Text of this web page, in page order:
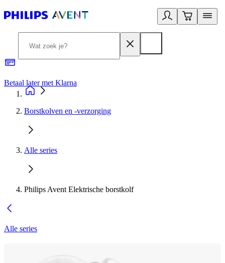
Betaal later met Klarna
Borstkolven en -verzorging
Alle series
Philips Avent Elektrische borstkolf
Alle series